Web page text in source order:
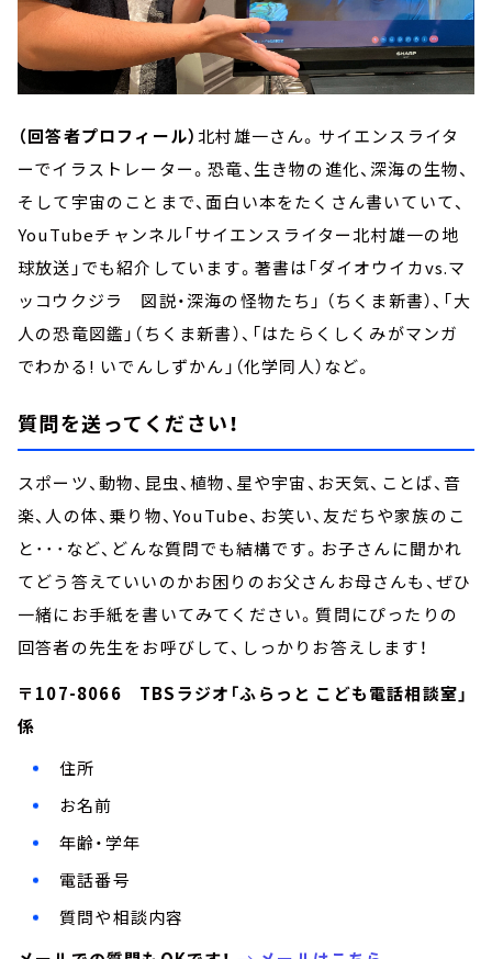
（回答者プロフィール）北村雄一さん。サイエンスライタ
ーでイラストレーター。恐竜、生き物の進化、深海の生物、
そして宇宙のことまで、面白い本をたくさん書いていて、
YouTubeチャンネル「サイエンスライター北村雄一の地
球放送」でも紹介しています。著書は「ダイオウイカvs.マ
ッコウクジラ 図説・深海の怪物たち」 （ちくま新書）、「大
人の恐竜図鑑」（ちくま新書）、「はたらくしくみがマンガ
でわかる! いでんしずかん」（化学同人）など。
質問を送ってください！
スポーツ、動物、昆虫、植物、星や宇宙、お天気、ことば、音
楽、人の体、乗り物、YouTube、お笑い、友だちや家族のこ
と･･･など、どんな質問でも結構です。お子さんに聞かれ
てどう答えていいのかお困りのお父さんお母さんも、ぜひ
一緒にお手紙を書いてみてください。質問にぴったりの
回答者の先生をお呼びして、しっかりお答えします！
〒107-8066 TBSラジオ「ふらっと こども電話相談室」
係
住所
お名前
年齢・学年
電話番号
質問や相談内容